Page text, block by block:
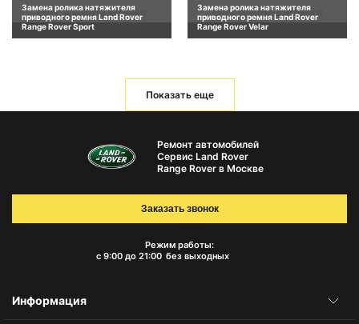
Замена ролика натяжителя
приводного ремня Land Rover
Range Rover Sport
Замена ролика натяжителя
приводного ремня Land Rover
Range Rover Velar
Показать еще
Ремонт автомобилей
Сервис Land Rover
Range Rover в Москве
Режим работы:
с 9:00 до 21:00 без выходных
Заказать звонок
Информация